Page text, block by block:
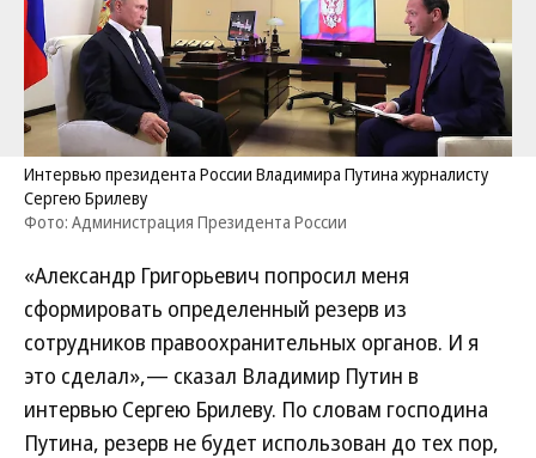
Интервью президента России Владимира Путина журналисту
Сергею Брилеву
Фото: Администрация Президента России
«Александр Григорьевич попросил меня
сформировать определенный резерв из
сотрудников правоохранительных органов. И я
это сделал»,— сказал Владимир Путин в
интервью Сергею Брилеву. По словам господина
Путина, резерв не будет использован до тех пор,